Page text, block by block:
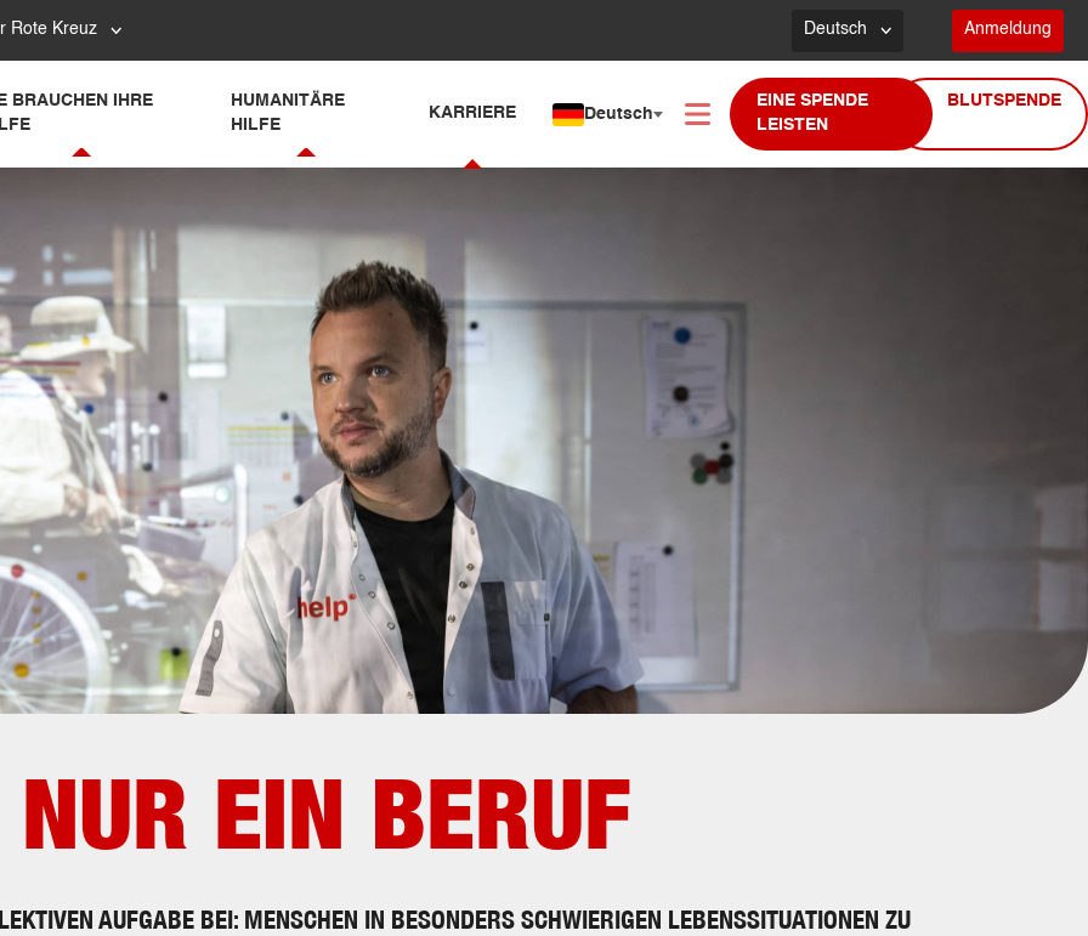
Rote Kreuz Deutsch Anmeldung
BRAUCHEN IHRE
HUMANITÄRE
HILFE
KARRIERE Deutsch
EINE SPENDE
LEISTEN
BLUTSPENDE
NUR EIN BERUF
AUFGABE BEI: MENSCHEN IN BESONDERS SCHWIERIGEN LEBENSSITUATIONEN ZU